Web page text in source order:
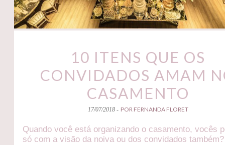
10 ITENS QUE OS
CONVIDADOS AMAM
CASAMENTO
17/07/2018 - POR FERNANDA FLORET
Quando você está organizando o casamento, vocês
só com a visão da noiva ou dos convidados